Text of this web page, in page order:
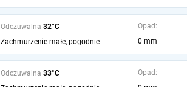
Odczuwalna 32°C
Zachmurzenie małe, pogodnie
Opad:
0 mm
Odczuwalna 33°C
Opad: